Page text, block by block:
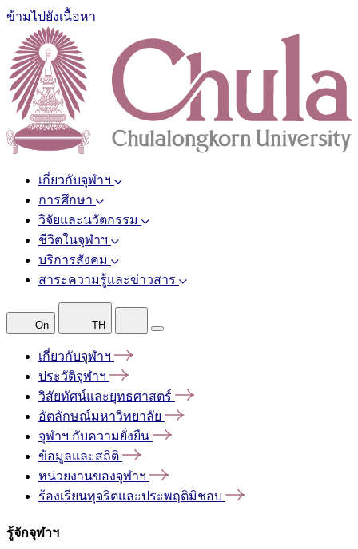
ข้ามไปยังเนื้อหา
เกี่ยวกับจุฬาฯ
การศึกษา
วิจัยและนวัตกรรม
ชีวิตในจุฬาฯ
บริการสังคม
สาระความรู้และข่าวสาร
On TH
เกี่ยวกับจุฬาฯ
ประวัติจุฬาฯ
วิสัยทัศน์และยุทธศาสตร์
อัตลักษณ์มหาวิทยาลัย
จุฬาฯ กับความยั่งยืน
ข้อมูลและสถิติ
หน่วยงานของจุฬาฯ
ร้องเรียนทุจริตและประพฤติมิชอบ
รู้จักจุฬาฯ